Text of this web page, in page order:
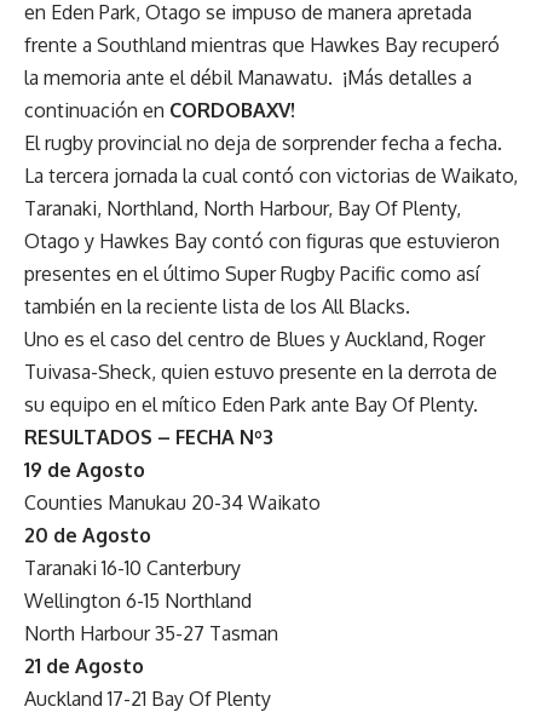
en Eden Park, Otago se impuso de manera apretada
frente a Southland mientras que Hawkes Bay recuperó
la memoria ante el débil Manawatu. ¡Más detalles a
continuación en CORDOBAXV!
El rugby provincial no deja de sorprender fecha a fecha.
La tercera jornada la cual contó con victorias de Waikato,
Taranaki, Northland, North Harbour, Bay Of Plenty,
Otago y Hawkes Bay contó con figuras que estuvieron
presentes en el último Super Rugby Pacific como así
también en la reciente lista de los All Blacks.
Uno es el caso del centro de Blues y Auckland, Roger
Tuivasa-Sheck, quien estuvo presente en la derrota de
su equipo en el mítico Eden Park ante Bay Of Plenty.
RESULTADOS – FECHA Nº3
19 de Agosto
Counties Manukau 20-34 Waikato
20 de Agosto
Taranaki 16-10 Canterbury
Wellington 6-15 Northland
North Harbour 35-27 Tasman
21 de Agosto
Auckland 17-21 Bay Of Plenty